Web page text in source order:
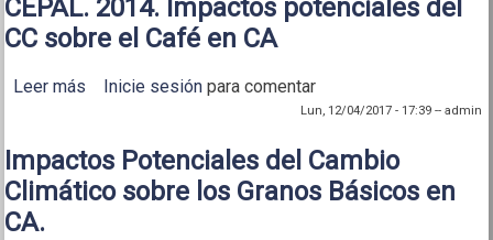
CEPAL. 2014. Impactos potenciales del
CC sobre el Café en CA
Leer más sobre CEPAL. 2014. Impactos potenciales del CC
Inicie sesión para comentar
Lun, 12/04/2017 - 17:39-- admin
Impactos Potenciales del Cambio
Climático sobre los Granos Básicos en
CA.